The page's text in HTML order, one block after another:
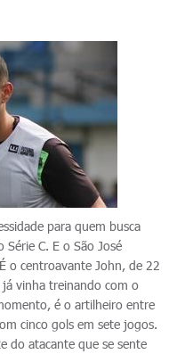
para quem busca
C. E o São José
o centroavante John, de 22
vinha treinando com o
é o artilheiro entre
cinco gols em sete jogos.
do atacante que se sente